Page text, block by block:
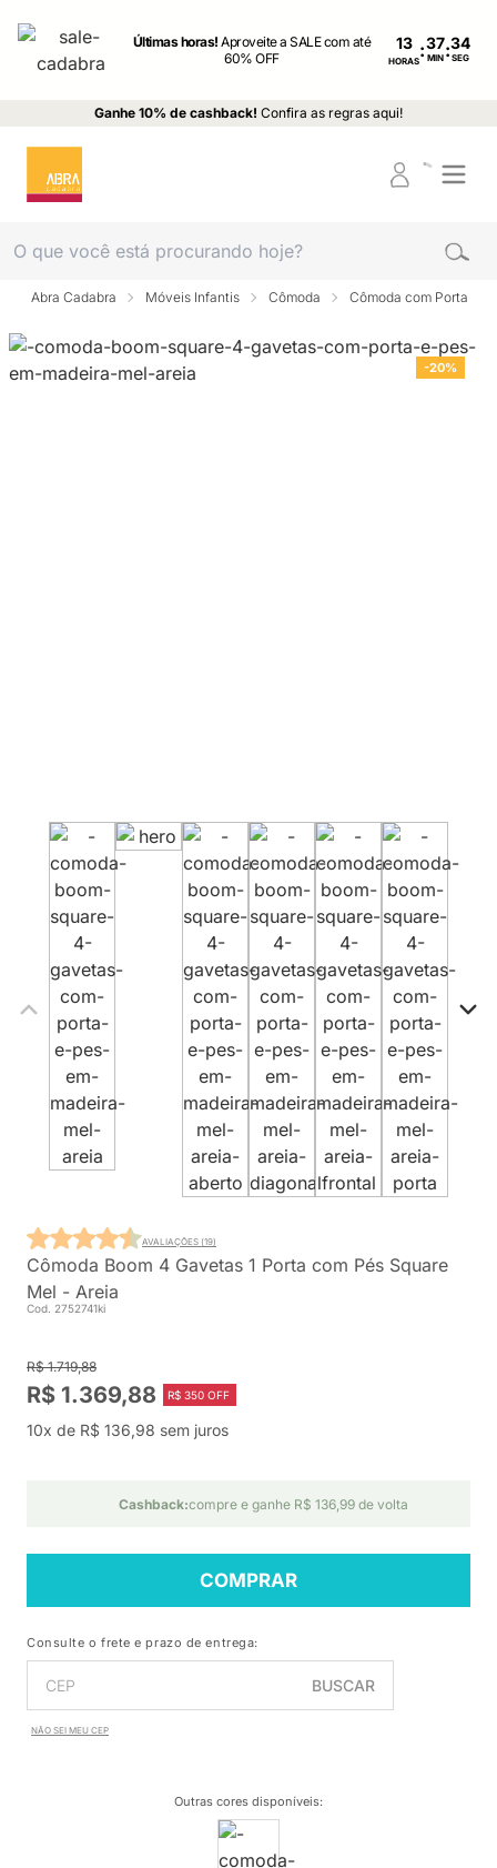
Últimas horas!Aproveite a SALE com até
60% OFF
13
HORAS: MIN : SEG
Ganhe 10% de cashback! Confira as regras aqui!
Abra Cadabra Móveis Infantis Cômoda Cômoda com Porta
-20%
Cômoda Boom 4 Gavetas 1 Porta com Pés Square
Mel - Areia
Cod. 2752741ki
AVALIAÇÕES (19)
R$ 1.719,88
R$ 1.369,88 R$ 350 OFF
10x de R$ 136,98 sem juros
Cashback:compre e ganhe R$ 136,99 de volta
COMPRAR
Consulte o frete e prazo de entrega:
BUSCAR
NÃO SEI MEU CEP
Outras cores disponíveis: